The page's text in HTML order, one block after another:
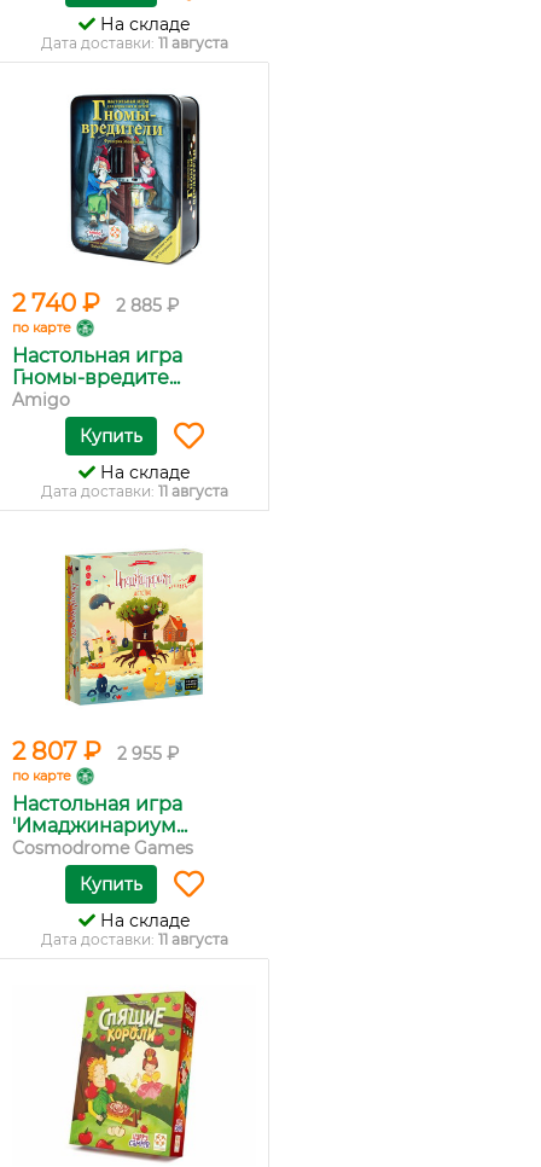
На складе
Дата доставки: 11 августа
2 740 ₽ 2 885 ₽
по карте
Настольная игра
Гномы-вредите...
Amigo
Купить
На складе
Дата доставки: 11 августа
2 807 ₽ 2 955 ₽
по карте
Настольная игра
'Имаджинариум...
Cosmodrome Games
Купить
На складе
Дата доставки: 11 августа